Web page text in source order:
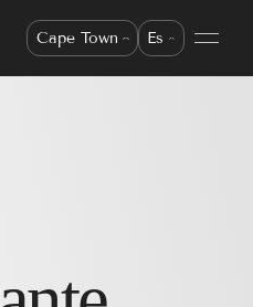
Cape Town Es